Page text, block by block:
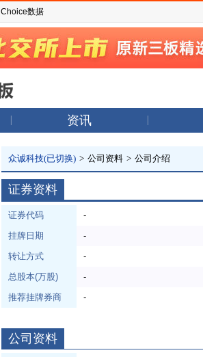
Choice数据
资讯
众诚科技(已切换) > 公司资料 > 公司介绍
证券资料
证券代码
-
挂牌日期
-
转让方式
-
总股本(万股)
-
推荐挂牌券商
-
公司资料